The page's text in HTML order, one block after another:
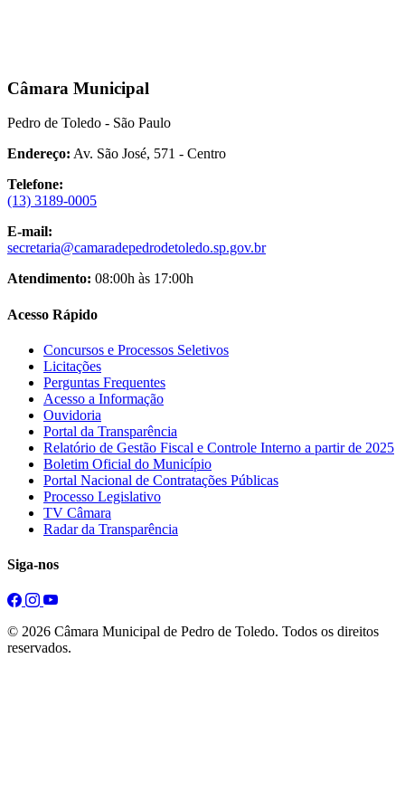
Câmara Municipal
Pedro de Toledo - São Paulo
Endereço: Av. São José, 571 - Centro
Telefone:
(13) 3189-0005
E-mail:
secretaria@camaradepedrodetoledo.sp.gov.br
Atendimento: 08:00h às 17:00h
Acesso Rápido
Concursos e Processos Seletivos
Licitações
Perguntas Frequentes
Acesso a Informação
Ouvidoria
Portal da Transparência
Relatório de Gestão Fiscal e Controle Interno a partir de 2025
Boletim Oficial do Município
Portal Nacional de Contratações Públicas
Processo Legislativo
TV Câmara
Radar da Transparência
Siga-nos
© 2026 Câmara Municipal de Pedro de Toledo. Todos os direitos
reservados.